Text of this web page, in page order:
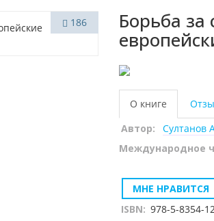
186 Борьба
О книге
Автор:
Султанов
Международное
МНЕ НРАВИТСЯ
ISBN: 978-5-8354-